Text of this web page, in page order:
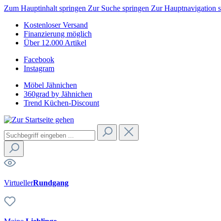
Zum Hauptinhalt springen Zur Suche springen Zur Hauptnavigation
Kostenloser Versand
Finanzierung möglich
Über 12.000 Artikel
Facebook
Instagram
Möbel Jähnichen
360grad by Jähnichen
Trend Küchen-Discount
VirtuellerRundgang